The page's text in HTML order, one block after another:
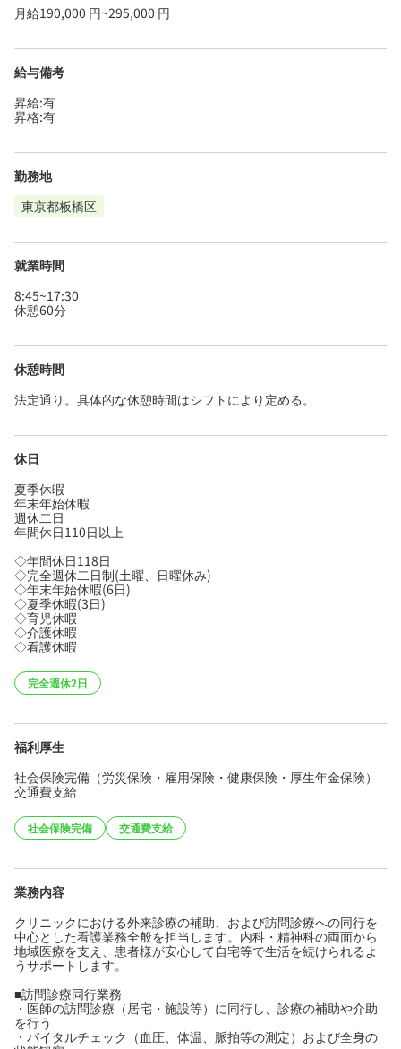
月給190,000 円~295,000 円
給与備考
昇給:有
昇格:有
勤務地
東京都板橋区
就業時間
8:45~17:30
休憩60分
休憩時間
法定通り。具体的な休憩時間はシフトにより定める。
休日
夏季休暇
年末年始休暇
週休二日
年間休日110日以上
◇年間休日118日
◇完全週休二日制(土曜、日曜休み)
◇年末年始休暇(6日)
◇夏季休暇(3日)
◇育児休暇
◇介護休暇
◇看護休暇
完全週休2日
福利厚生
社会保険完備（労災保険・雇用保険・健康保険・厚生年金保険）
交通費支給
社会保険完備 交通費支給
業務内容
クリニックにおける外来診療の補助、および訪問診療への同行を
中心とした看護業務全般を担当します。内科・精神科の両面から
地域医療を支え、患者様が安心して自宅等で生活を続けられるよ
うサポートします。
■訪問診療同行業務
・医師の訪問診療（居宅・施設等）に同行し、診療の補助や介助
を行う
・バイタルチェック（血圧、体温、脈拍等の測定）および全身の